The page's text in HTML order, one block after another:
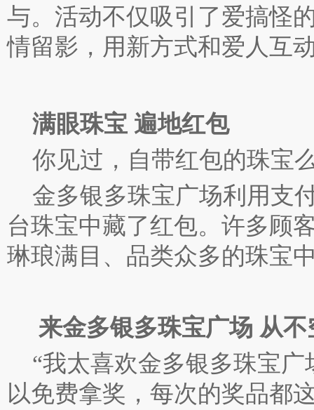
与。活动不仅吸引了爱搞怪
情留影，用新方式和爱人互
满眼珠宝 遍地红包
你见过，自带红包的珠宝
金多银多珠宝广场利用支
台珠宝中藏了红包。许多顾
琳琅满目、品类众多的珠宝
来金多银多珠宝广场 从不
“我太喜欢金多银多珠宝广
以免费拿奖，每次的奖品都